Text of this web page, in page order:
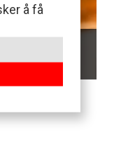
å få